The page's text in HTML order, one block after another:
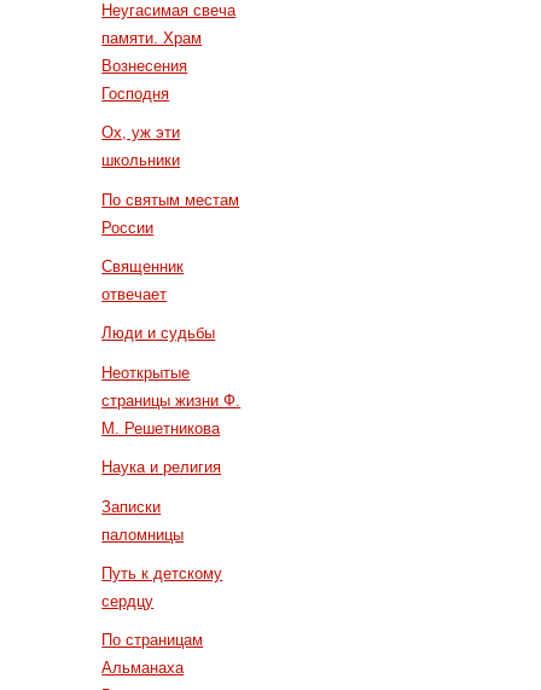
Неугасимая свеча
памяти. Храм
Вознесения
Господня
Ох, уж эти
школьники
По святым местам
России
Священник
отвечает
Люди и судьбы
Неоткрытые
страницы жизни Ф.
М. Решетникова
Наука и религия
Записки
паломницы
Путь к детскому
сердцу
По страницам
Альманаха